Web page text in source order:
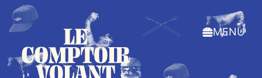
MENU